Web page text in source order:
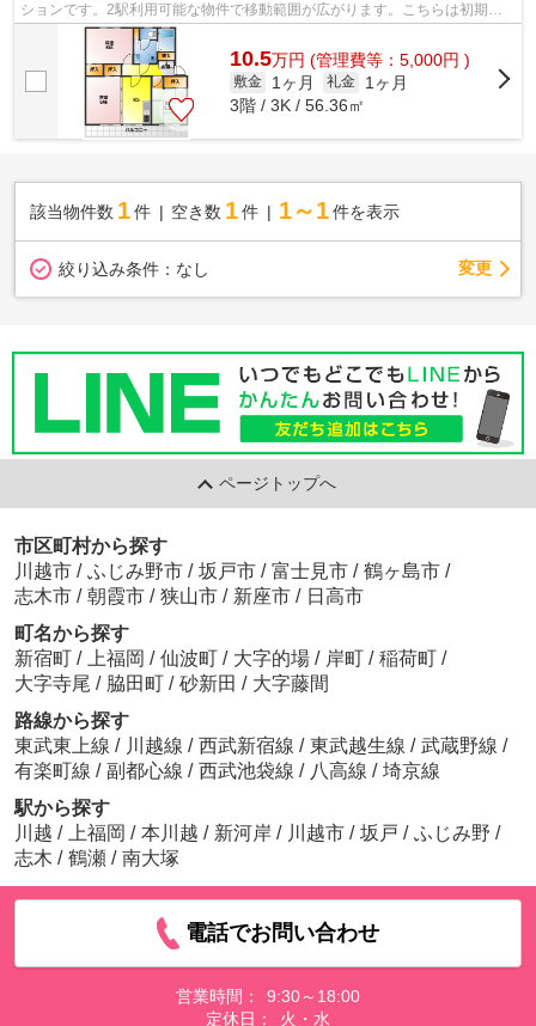
ションです。2駅利用可能な物件で移動範囲が広がります。こちらは初期費
用をカードでお支払いいただける物件で...
10.5万円 (管理費等：5,000円 )
敷金 1ヶ月 礼金
1ヶ月
3階 / 3K / 56.36㎡
該当物件数 1件 空き数 1 件 1～1 件を表示
絞り込み条件： なし 変更
ページトップへ
市区町村から探す
川越市 / ふじみ野市 / 坂戸市 / 富士見市 / 鶴ヶ島市 /
志木市 / 朝霞市 / 狭山市 / 新座市 / 日高市
町名から探す
新宿町 / 上福岡 / 仙波町 / 大字的場 / 岸町 / 稲荷町 /
大字寺尾 / 脇田町 / 砂新田 / 大字藤間
路線から探す
東武東上線 / 川越線 / 西武新宿線 / 東武越生線 / 武蔵野線 /
有楽町線 / 副都心線 / 西武池袋線 / 八高線 / 埼京線
駅から探す
川越 / 上福岡 / 本川越 / 新河岸 / 川越市 / 坂戸 / ふじみ野 /
志木 / 鶴瀬 / 南大塚
電話でお問い合わせ
営業時間：
9:30～18:00
定休日：
火・水